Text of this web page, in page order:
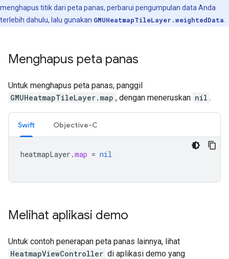
menghapus titik dari peta panas, perbarui pengumpulan data Anda
terlebih dahulu, lalu gunakan GMUHeatmapTileLayer.weightedData
Menghapus peta panas
Untuk menghapus peta panas, panggil
GMUHeatmapTileLayer.map , dengan meneruskan nil .
Swift Objective-C
heatmapLayer .map = nil
Melihat aplikasi demo
Untuk contoh penerapan peta panas lainnya, lihat
HeatmapViewController di aplikasi demo yang